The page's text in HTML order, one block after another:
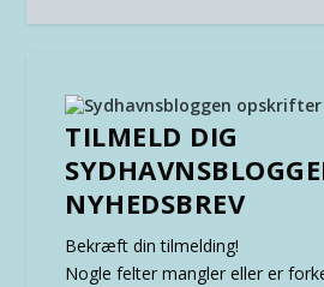
TILMELD DIG
NYHEDSBREV
Bekræft din tilmelding!
Nogle felter mangler eller er